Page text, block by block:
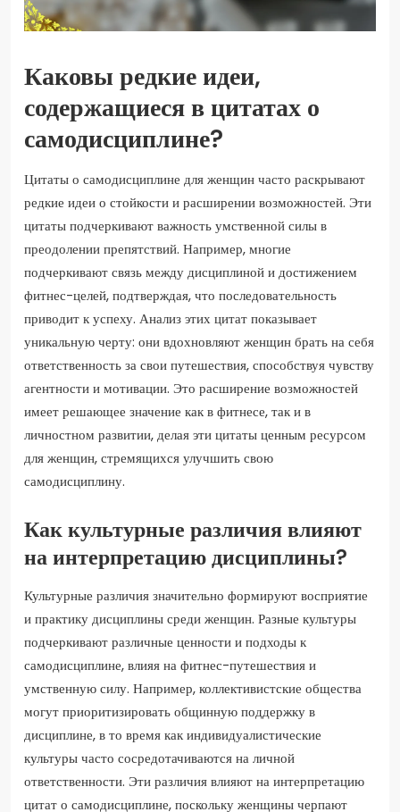
Каковы редкие идеи,
содержащиеся в цитатах о
самодисциплине?
Цитаты о самодисциплине для женщин часто раскрывают
редкие идеи о стойкости и расширении возможностей. Эти
цитаты подчеркивают важность умственной силы в
преодолении препятствий. Например, многие
подчеркивают связь между дисциплиной и достижением
фитнес-целей, подтверждая, что последовательность
приводит к успеху. Анализ этих цитат показывает
уникальную черту: они вдохновляют женщин брать на себя
ответственность за свои путешествия, способствуя чувству
агентности и мотивации. Это расширение возможностей
имеет решающее значение как в фитнесе, так и в
личностном развитии, делая эти цитаты ценным ресурсом
для женщин, стремящихся улучшить свою
самодисциплину.
Как культурные различия влияют
на интерпретацию дисциплины?
Культурные различия значительно формируют восприятие
и практику дисциплины среди женщин. Разные культуры
подчеркивают различные ценности и подходы к
самодисциплине, влияя на фитнес-путешествия и
умственную силу. Например, коллективистские общества
могут приоритизировать общинную поддержку в
дисциплине, в то время как индивидуалистические
культуры часто сосредотачиваются на личной
ответственности. Эти различия влияют на интерпретацию
цитат о самодисциплине, поскольку женщины черпают